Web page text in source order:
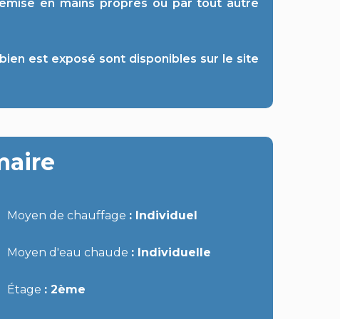
en mains propres ou par tout autre
est exposé sont disponibles sur le site
Moyen de chauffage Individuel
Moyen d'eau chaude Individuelle
Étage 2ème